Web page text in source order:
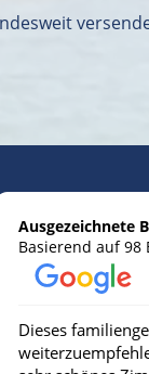
Ausgezeichnete
Basierend auf 98
Dieses